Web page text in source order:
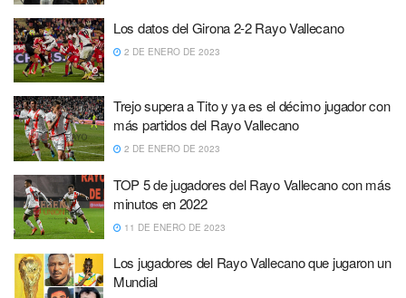
Los datos del Girona 2-2 Rayo Vallecano
2 DE ENERO DE 2023
Trejo supera a Tito y ya es el décimo jugador con
más partidos del Rayo Vallecano
2 DE ENERO DE 2023
TOP 5 de jugadores del Rayo Vallecano con más
minutos en 2022
11 DE ENERO DE 2023
Los jugadores del Rayo Vallecano que jugaron un
Mundial